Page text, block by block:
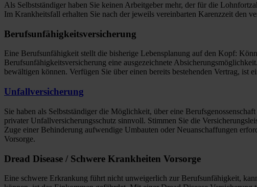
Als Selbstständiger haben Sie keinen Arbeitgeber mehr, der für die
Im Krankheitsfall erhalten Sie nach der jeweils vereinbarten Karenzzeit den
Berufsunfähigkeitsversicherung
Eine Berufsunfähigkeit stellt die bisherige Lebensplanung auf den Kopf:
Berufsunfähigkeitsversicherung eine ausgezeichnete
bewältigen können. Verfügen Sie über einen bereits bestehenden Vertrag,
Unfallversicherung
Sie haben als Selbstständiger die Möglichkeit, über eine
privater Unfallversicherungsschutz sinnvoll. Stimmen Sie die
Zuge einer Behinderung aufwendige Umbauten oder Neuanschaffungen
Vorsorge.
Dread Disease / Schwere Krankheiten Vorsorge
Eine schwere Erkrankung führt nicht unweigerlich zur Berufsunfähigkeit,